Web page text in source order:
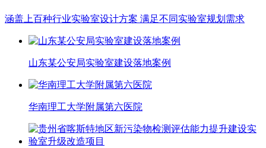
涵盖上百种行业实验室设计方案 满足不同实验室规划需求
山东某公安局实验室建设落地案例
华南理工大学附属第六医院